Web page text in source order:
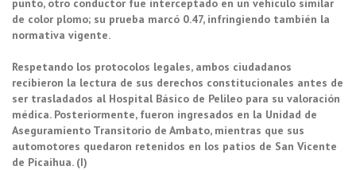
punto, otro conductor fue interceptado en un vehículo similar
de color plomo; su prueba marcó 0.47, infringiendo también la
normativa vigente.
Respetando los protocolos legales, ambos ciudadanos
recibieron la lectura de sus derechos constitucionales antes de
ser trasladados al Hospital Básico de Pelileo para su valoración
médica. Posteriormente, fueron ingresados en la Unidad de
Aseguramiento Transitorio de Ambato, mientras que sus
automotores quedaron retenidos en los patios de San Vicente
de Picaihua. (I)